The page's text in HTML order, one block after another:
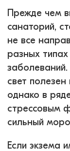
Прежде чем
санаторий,
не все
разных
свет
однако в
стрессовым
сильный
Если экзема